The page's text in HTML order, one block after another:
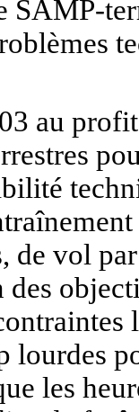
SAMP-
au
de vol
des
lourdes
les